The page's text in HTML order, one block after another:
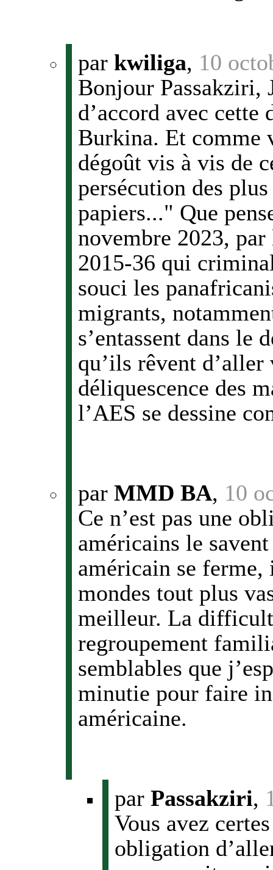
par kwiliga, 10
Bonjour Passakziri,
d’accord avec
Burkina. Et comme
dégoût vis à vis de
persécution des
papiers..." Que
novembre 2023,
2015-36 qui
souci les
migrants,
s’entassent dans le
qu’ils rêvent
déliquescence des
l’AES se dessine
par MMD BA, 10
Ce n’est pas une
américains le
américain se ferme,
mondes tout plus
meilleur. La
regroupement
semblables que
minutie pour faire
américaine.
par Passakziri,
Vous avez
obligation